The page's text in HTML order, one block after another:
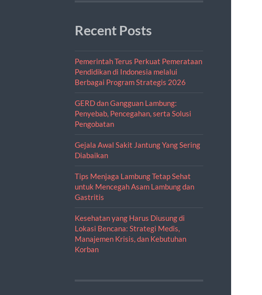
Recent Posts
Pemerintah Terus Perkuat Pemerataan
Pendidikan di Indonesia melalui
Berbagai Program Strategis 2026
GERD dan Gangguan Lambung:
Penyebab, Pencegahan, serta Solusi
Pengobatan
Gejala Awal Sakit Jantung Yang Sering
Diabaikan
Tips Menjaga Lambung Tetap Sehat
untuk Mencegah Asam Lambung dan
Gastritis
Kesehatan yang Harus Diusung di
Lokasi Bencana: Strategi Medis,
Manajemen Krisis, dan Kebutuhan
Korban